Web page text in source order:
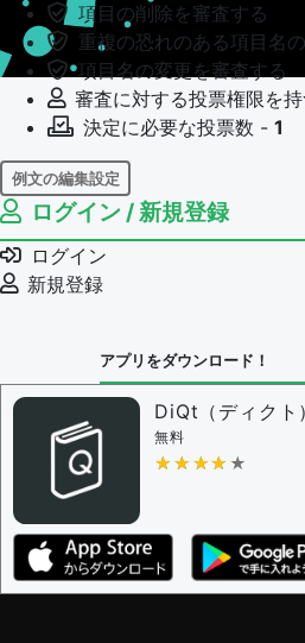
項目の削除を審査する
重複の恐れのある項目名
項目名の変更を審査する
審査に対する投票権限を
決定に必要な投票数 - 1
例文の編集設定
例文の編集権限を持つユー
例文の編集を審査する
例文の削除を審査する
審査に対する投票権限を
問題の編集権限を持つユ
審査に対する投票権限を
ザー
決定に必要な投票数 -
編集ガイドライン
ログイン / 新規登録
ログイン
新規登録
アプリをダウンロード！
DiQt（ディクト
無料
★★★★★
★★★★★